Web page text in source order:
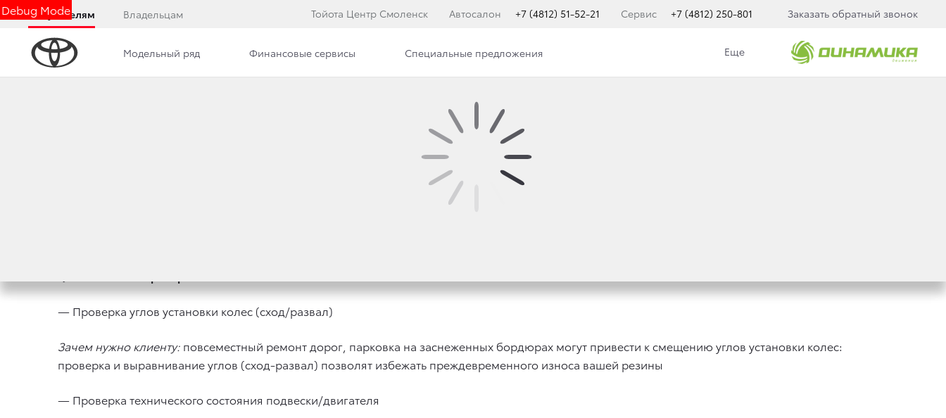
Debug Mode
Покупателям Владельцам Тойота Центр Смоленск Автосалон +7 (4812) 51-52-21 Сервис +7 (4812) 250-801 Заказать обратный звонок
Модельный ряд Финансовые сервисы Специальные предложения Еще
ВЕСЕННИЙ СЕРВИС ТОЙОТА
— Проверка углов установки колес (сход/развал)
Зачем нужно клиенту: повсеместный ремонт дорог, парковка на заснеженных бордюрах могут привести к смещению углов установки колес:
проверка и выравнивание углов (сход-развал) позволят избежать преждевременного износа вашей резины
— Проверка технического состояния подвески/двигателя